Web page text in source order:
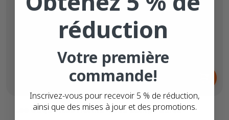
Les étiquettes Herma 4668 compatibles
réduction
Votre première
commande!
Inscrivez-vous pour recevoir 5 % de réduction,
ainsi que des mises à jour et des promotions.